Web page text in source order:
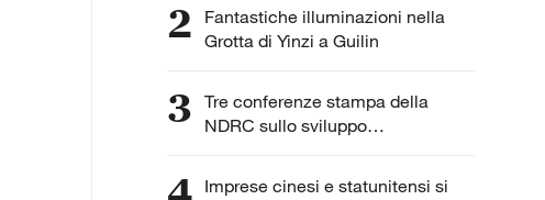
2
Fantastiche illuminazioni nella
Grotta di Yinzi a Guilin
3 Tre conferenze stampa della
NDRC sullo sviluppo
dell'intelligenza artificiale
Imprese cinesi e statunitensi si